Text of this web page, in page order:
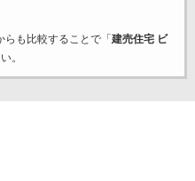
らも比較することで「 建売住宅 ビ
。